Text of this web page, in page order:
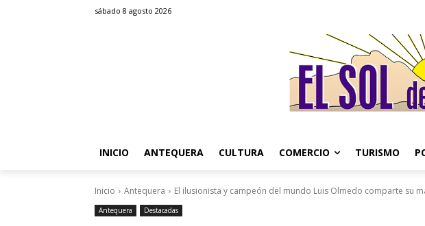
sábado 8 agosto 2026
INICIO ANTEQUERA CULTURA COMERCIO TURISMO
Inicio Antequera El ilusionista y campeón del mundo Luis Olmedo comparte su
Antequera Destacadas